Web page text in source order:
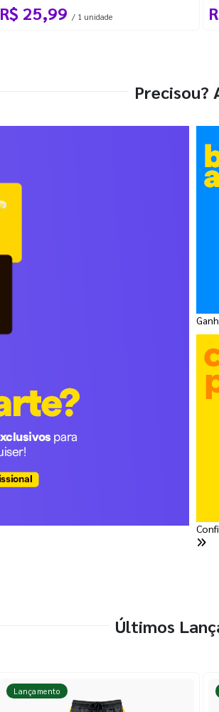
R$ 25,99 / 1 unidade
Precisou?
Últimos
Lançamento